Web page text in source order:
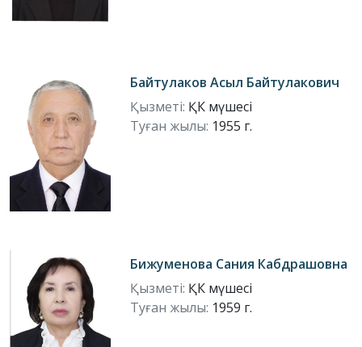
Байтулаков Асыл Байтулакович
Қызметі: ҚК мүшесі
Туған жылы: 1955 г.
Бижуменова Сания Кабдрашовна
Қызметі: ҚК мүшесі
Туған жылы: 1959 г.